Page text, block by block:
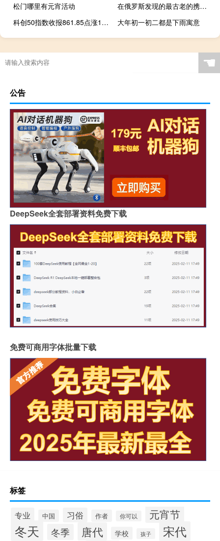
松门哪里有元宵活动
在俄罗斯发现的最古老的携带花粉的昆虫
科创50指数收报861.85点涨1.48%
大年初一初二都是下雨寓意
☚
公告
DeepSeek全套部署资料免费下载
免费可商用字体批量下载
标签
专业 中国 习俗 作者 你可以 元宵节
冬天 冬季 唐代 学校 孩子 宋代